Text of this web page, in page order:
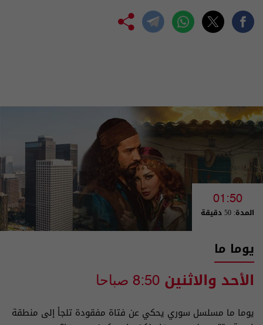
01:50
المدة: 50 دقيقة
يوما ما
الأحد والاثنين 8:50 صباحا
يوما ما مسلسل سوري يحكي عن فتاة مفقودة تلجأ إلى منطقة